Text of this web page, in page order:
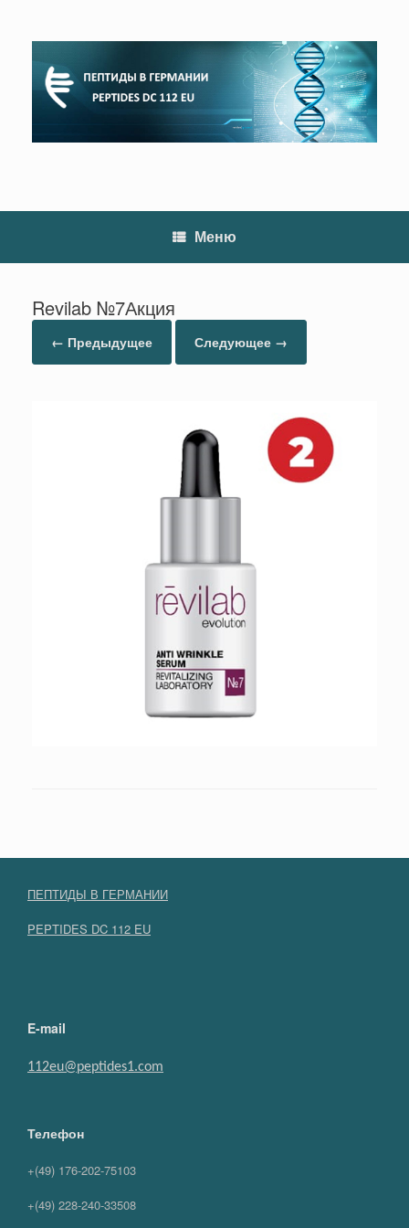
содержанию
Меню
Revilab №7Акция
← Предыдущее Следующее →
ПЕПТИДЫ В ГЕРМАНИИ
PEPTIDES DC 112 EU
E-mail
112eu@peptides1.com
Телефон
+(49) 176-202-75103
+(49) 228-240-33508